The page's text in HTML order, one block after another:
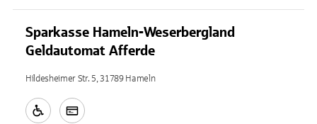
Sparkasse Hameln-Weserbergland
Geldautomat Afferde
Hildesheimer Str. 5, 31789 Hameln